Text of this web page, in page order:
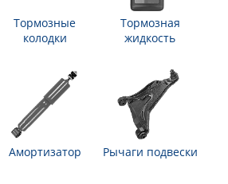
Тормозные
колодки
Тормозная
жидкость
Амортизатор Рычаги подвески